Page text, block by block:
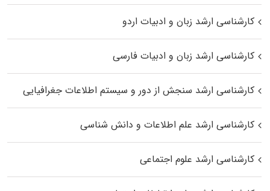
کارشناسی ارشد زبان و ادبیات اردو
کارشناسی ارشد زبان و ادبیات فارسی
کارشناسی ارشد سنجش از دور و سیستم اطلاعات جغرافیایی
کارشناسی ارشد علم اطلاعات و دانش شناسی
کارشناسی ارشد علوم اجتماعی